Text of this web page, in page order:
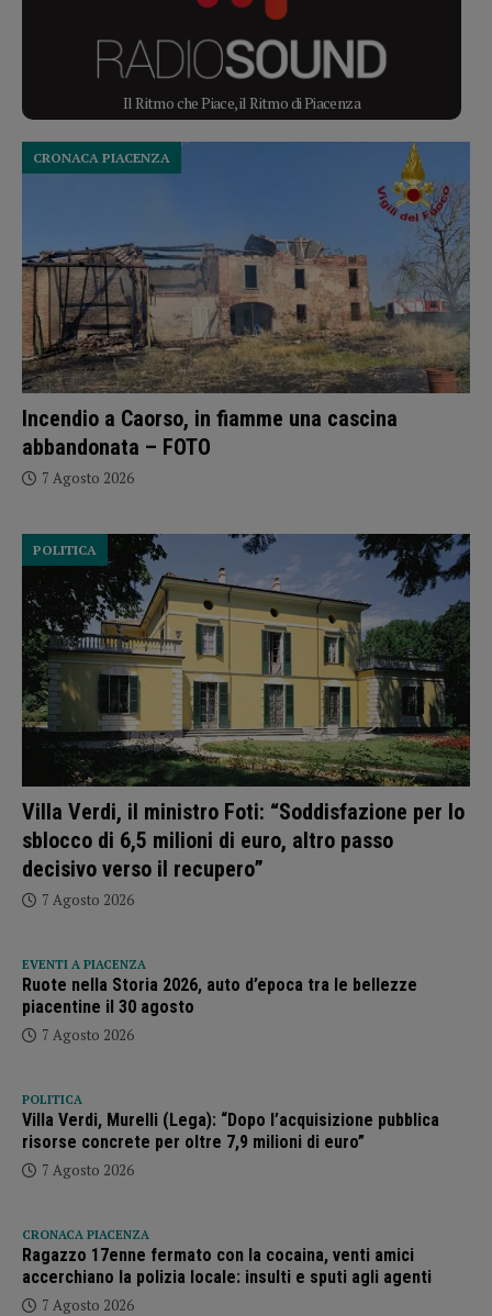
Il Ritmo che Piace, il Ritmo di Piacenza
Incendio a Caorso, in fiamme una cascina
abbandonata – FOTO
CRONACA PIACENZA
7 Agosto 2026
Villa Verdi, il ministro Foti: “Soddisfazione per lo
sblocco di 6,5 milioni di euro, altro passo
decisivo verso il recupero”
POLITICA
7 Agosto 2026
EVENTI A PIACENZA
Ruote nella Storia 2026, auto d’epoca tra le bellezze
piacentine il 30 agosto
7 Agosto 2026
POLITICA
Villa Verdi, Murelli (Lega): “Dopo l’acquisizione pubblica
risorse concrete per oltre 7,9 milioni di euro”
7 Agosto 2026
CRONACA PIACENZA
Ragazzo 17enne fermato con la cocaina, venti amici
accerchiano la polizia locale: insulti e sputi agli agenti
7 Agosto 2026